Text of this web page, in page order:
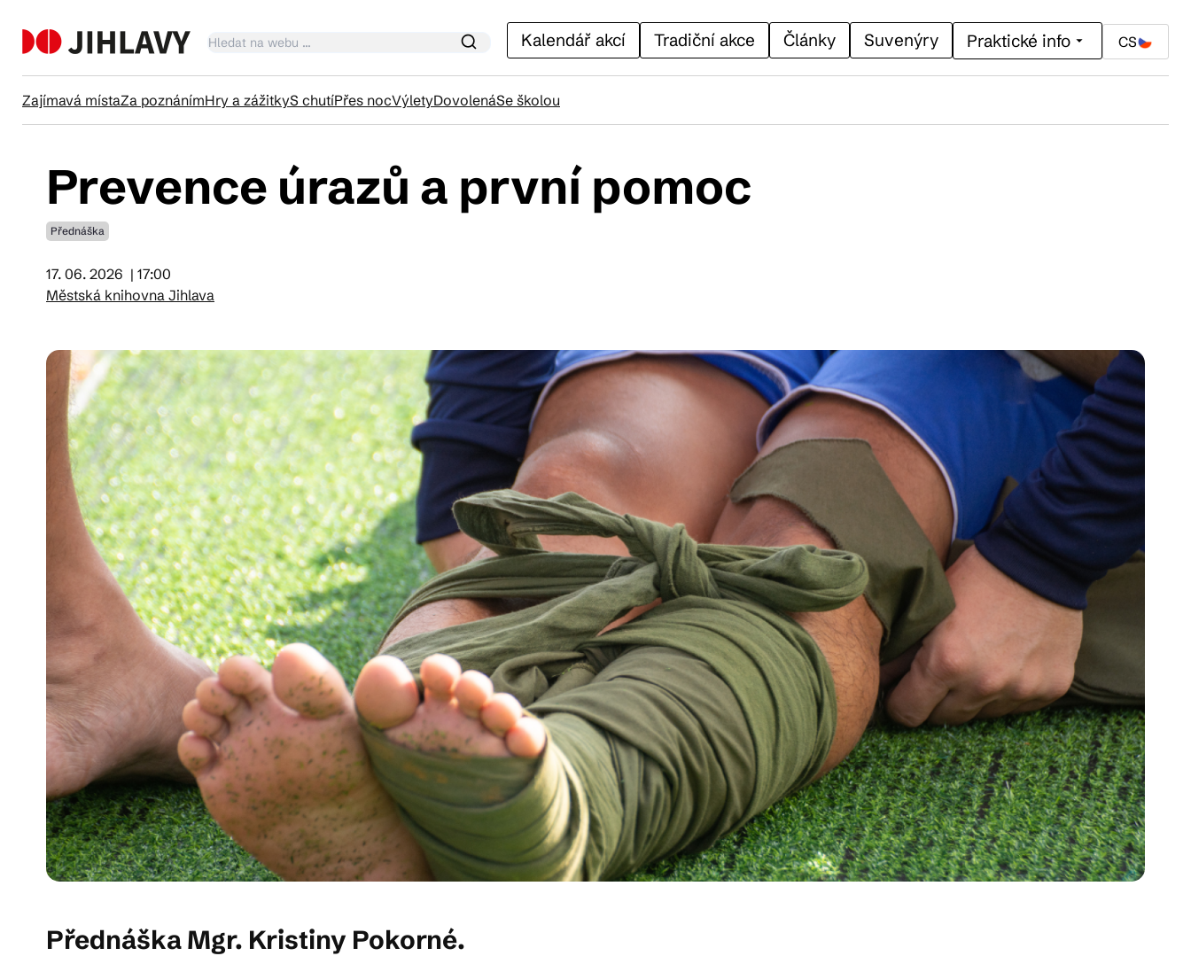
Kalendář akcí Tradiční akce Články Suvenýry Praktické info CS
Zajímavá místaZa poznánímHry a zážitkyS chutíPřes nocVýletyDovolenáSe školou
Kalendář akcí
Suvenýry
Praktické info
Kam vyrazit
CS EN DE
© 2026 Brána Jihlavy
Prevence úrazů a první pomoc
Přednáška
17. 06. 2026 | 17:00
Městská knihovna Jihlava
Přednáška Mgr. Kristiny Pokorné.